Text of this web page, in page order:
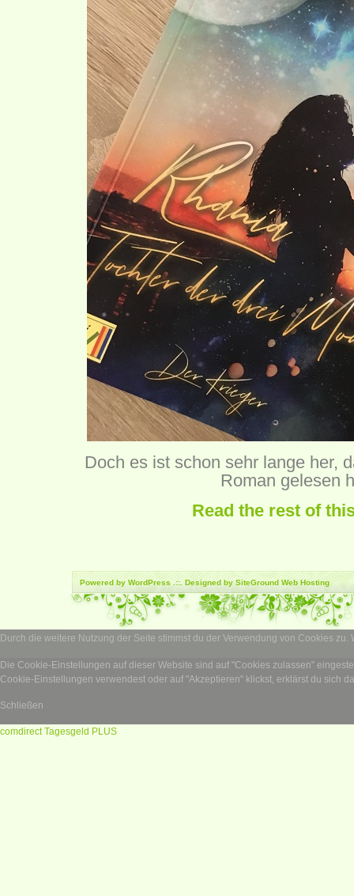
Doch es ist schon sehr lange her,
Roman gelesen
Read the rest of
Powered byWordPress.::. Designed by SiteGroundWeb Hosting
Durch die weitere Nutzung der Seite stimmst du der Verwendung von Cookies zu.
Die Cookie-Einstellungen auf dieser Website sind auf "Cookies zulassen"
Cookie-Einstellungen verwendest oder auf "Akzeptieren" klickst, erklärst du sich
Schließen
comdirect Tagesgeld PLUS